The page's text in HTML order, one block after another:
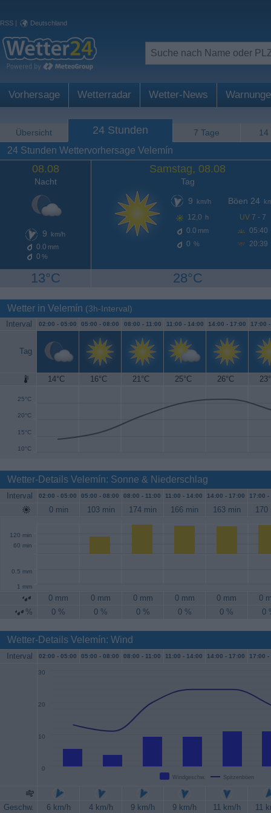
RSS | Deutschland
Vorhersage Wetterradar Wetter-News
Übersicht 24 Stunden 7 Tage 14
24 Stunden Wettervorhersage Velemín
08.08
Nacht
9 km/h
0.0 mm
0 %
13°C
Samstag, 08.08
Tag
9
km/h
12,0 h
0.0 mm
0 %
Böen 24
UV 7 - 7
05:40
20:39
28°C
Wetter in Velemín (3h-Interval)
Interval 02:00 - 05:00 05:00 - 08:00 08:00 - 11:00 11:00 - 14:00 14:00 - 17:00 17:00
Tag
14°C 16°C 21°C 25°C 26°C
10°C
15°C
20°C
25°C
30°C
Wetter-Details Velemín: Sonne & Niederschlag
Interval 02:00 - 05:00 05:00 - 08:00 08:00 - 11:00 11:00 - 14:00 14:00 - 17:00 17:00 -
0 min 103 min 174 min 166 min 163 min 170
60 min
120 min
0.5 mm
1 mm
0 mm 0 mm 0 mm 0 mm 0 mm
0
%
0 % 0 % 0 % 0 % 0 % 0
Wetter-Details Velemín: Wind
Interval 02:00 - 05:00 05:00 - 08:00 08:00 - 11:00 11:00 - 14:00 14:00 - 17:00 17:00 -
Windgeschw. Spitzenböen
0
10
20
30
Geschw. 6 km/h 4 km/h 9 km/h 9 km/h 11 km/h
11